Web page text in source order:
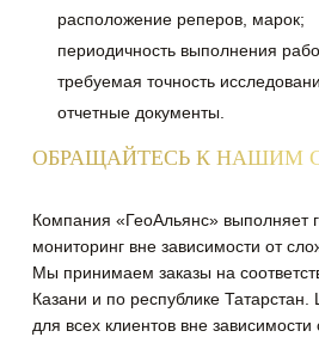
расположение реперов, марок;
периодичность выполнения
требуемая точность
отчетные документы.
ОБРАЩАЙТЕСЬ К НАШИМ
Компания «ГеоАльянс» выполняет
мониторинг вне зависимости от
Мы принимаем заказы на
Казани и по республике
для всех клиентов вне зависимости